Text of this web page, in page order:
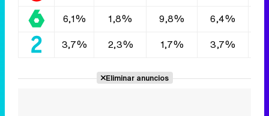
6,1%
1,8% 9,8% 6,4%
3,7%
2,3% 1,7% 3,7%
Eliminar anuncios